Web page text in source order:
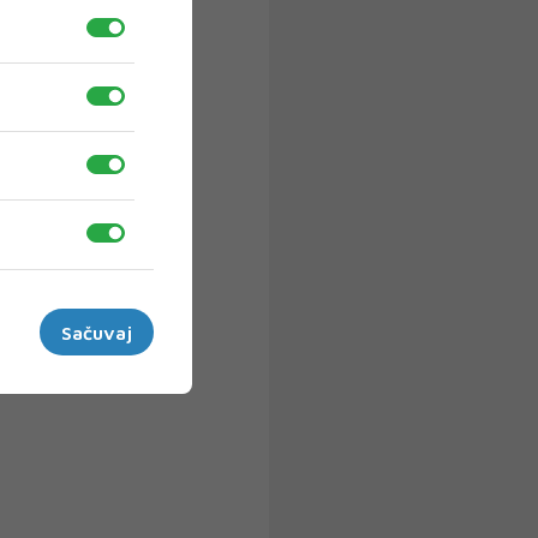
Sačuvaj